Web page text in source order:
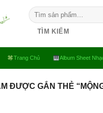
Tìm
kiếm:
TÌM KIẾM
Trang Chủ Album Sheet
ĐƯỢC GẮN THẺ